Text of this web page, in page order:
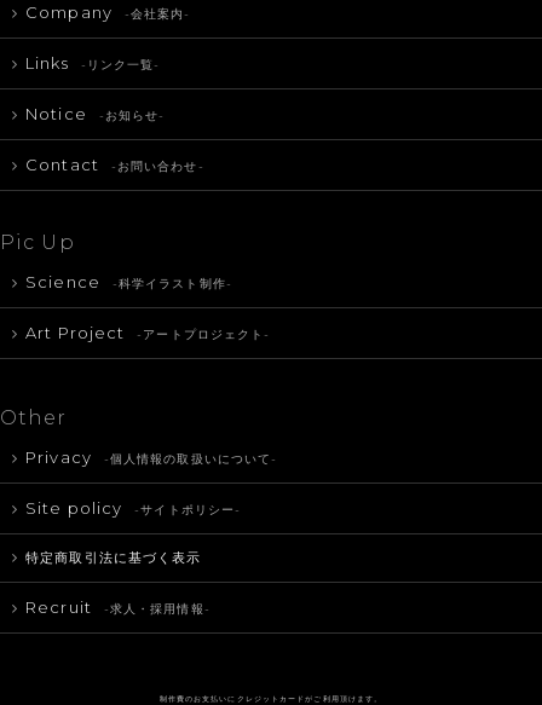
Company -会社案内-
Links -リンク一覧-
Notice -お知らせ-
Contact -お問い合わせ-
Pic Up
Science -科学イラスト制作-
Art Project -アートプロジェクト-
Other
Privacy -個人情報の取扱いについて-
Site policy -サイトポリシー-
特定商取引法に基づく表示
Recruit -求人・採用情報-
制作費のお支払いにクレジットカードがご利用頂けます。